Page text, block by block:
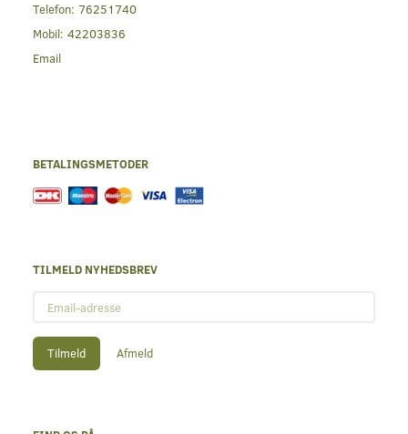
Telefon: 76251740
Mobil: 42203836
Email
BETALINGSMETODER
TILMELD NYHEDSBREV
adresse
Tilmeld Afmeld